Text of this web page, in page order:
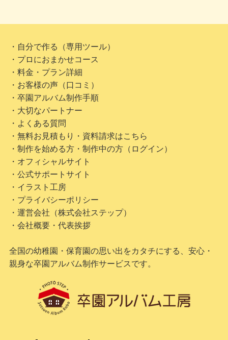
・自分で作る（専用ツール）
・プロにおまかせコース
・料金・プラン詳細
・お客様の声（口コミ）
・卒園アルバム制作手順
・大切なパートナー
・よくある質問
・無料お見積もり・資料請求はこちら
・制作を始める方・制作中の方（ログイン）
・オフィシャルサイト
・公式サポートサイト
・イラスト工房
・プライバシーポリシー
・運営会社（株式会社ステップ）
・会社概要・代表挨拶
全国の幼稚園・保育園の思い出をカタチにする、安心・
親身な卒園アルバム制作サービスです。